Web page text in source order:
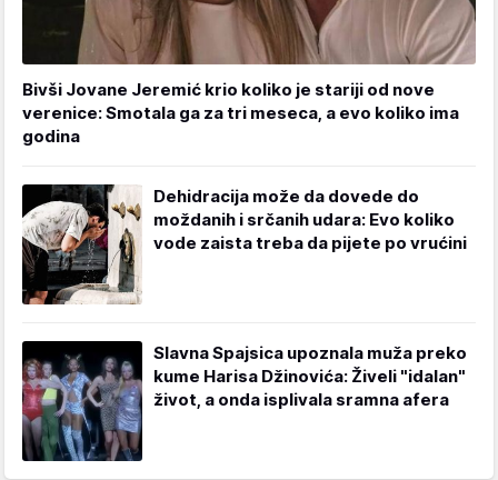
Bivši Jovane Jeremić krio koliko je stariji od nove
verenice: Smotala ga za tri meseca, a evo koliko ima
godina
Dehidracija može da dovede do
moždanih i srčanih udara: Evo koliko
vode zaista treba da pijete po vrućini
Slavna Spajsica upoznala muža preko
kume Harisa Džinovića: Živeli "idalan"
život, a onda isplivala sramna afera